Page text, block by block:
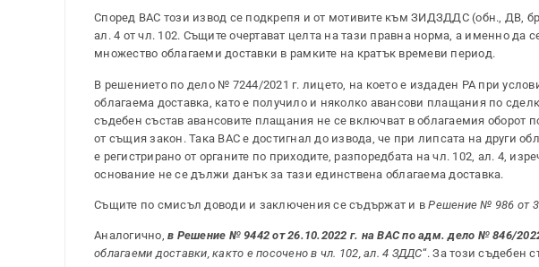
Според ВАС този извод се подкрепя и от мотивите към ЗИДЗДДС (обн., ДВ,
ал. 4 от чл. 102. Същите очертават целта на тази правна норма, а именно да
множество облагаеми доставки в рамките на кратък времеви период.
В решението по дело № 7244/2021 г. лицето, на което е издаден РА при
облагаема доставка, като е получило и няколко авансови плащания по
съдебен състав авансовите плащания не се включват в облагаемия оборот
от същия закон . Така ВАС е достигнал до извода, че при липсата на други
е регистрирано от органите по приходите, разпоредбата на чл. 102, ал. 4,
основание не се дължи данък за тази единствена облагаема доставка.
Същите по смисъл доводи и заключения се съдържат и вРешение № 986 от
Аналогично, в Решение № 9442 от 26.10.2022 г. на ВАС по адм. дело № 846/
облагаеми доставки, както е посочено в чл. 102, ал. 4 ЗДДС“. За този съдебен